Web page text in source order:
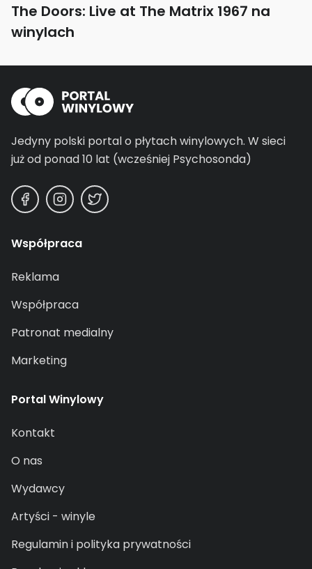
The Doors: Live at The Matrix 1967 na
winylach
Jedyny polski portal o płytach winylowych. W sieci
już od ponad 10 lat (wcześniej Psychosonda)
Współpraca
Reklama
Współpraca
Patronat medialny
Marketing
Portal Winylowy
Kontakt
O nas
Wydawcy
Artyści - winyle
Regulamin i polityka prywatności